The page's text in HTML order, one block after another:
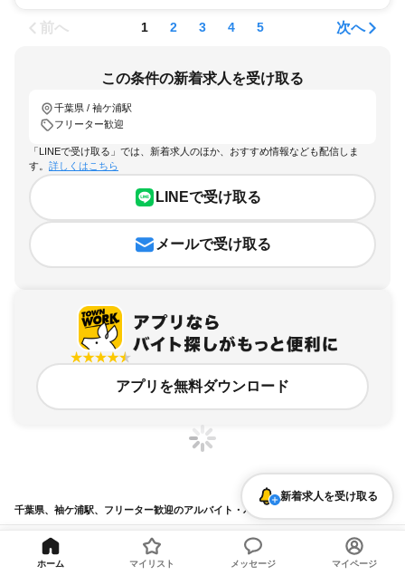
前へ 1 2 3 4 5 次へ
この条件の新着求人を受け取る
千葉県 / 袖ケ浦駅
フリーター歓迎
「LINEで受け取る」では、新着求人のほか、おすすめ情報なども配信しま
す。 詳しくはこちら
LINEで受け取る
メールで受け取る
アプリを無料ダウンロード
千葉県、袖ケ浦駅、フリーター歓迎のアルバイト・バイト求人情報
求人の詳細を表示
新着求人を受け取る
ホーム マイリスト メッセージ マイページ